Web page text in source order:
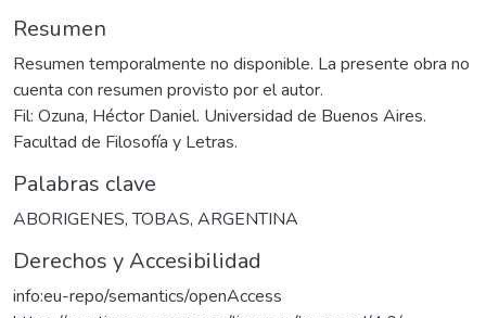
Resumen
Resumen temporalmente no disponible. La presente obra no
cuenta con resumen provisto por el autor.
Fil: Ozuna, Héctor Daniel. Universidad de Buenos Aires.
Facultad de Filosofía y Letras.
Palabras clave
ABORIGENES,TOBAS, ARGENTINA
Derechos y Accesibilidad
info:eu-repo/semantics/openAccess